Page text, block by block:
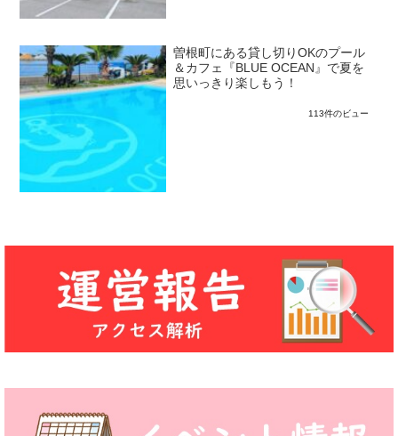
曽根町にある貸し切りOKのプール
＆カフェ『BLUE OCEAN』で夏を
思いっきり楽しもう！
113件のビュー